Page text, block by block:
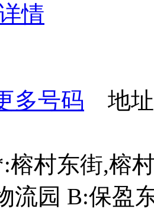
情
多号码 地址
榕村东街,榕
流园 B:保盈